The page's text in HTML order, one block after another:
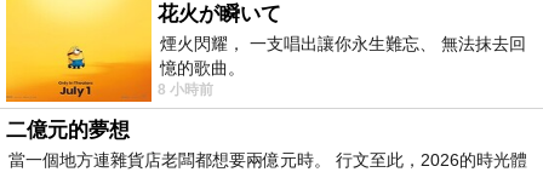
花火が瞬いて
煙火閃耀， 一支唱出讓你永生難忘、 無法抹去回
憶的歌曲。
8 小時前
二億元的夢想
當一個地方連雜貨店老闆都想要兩億元時。 行文至此，2026的時光體